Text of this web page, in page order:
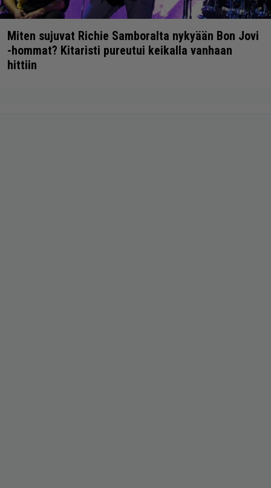
Miten sujuvat Richie Samboralta nykyään Bon Jovi
-hommat? Kitaristi pureutui keikalla vanhaan
hittiin